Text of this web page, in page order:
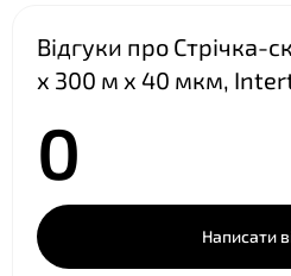
Відгуки про Стрічка-
х 300 м х 40 мкм,
0
Написати